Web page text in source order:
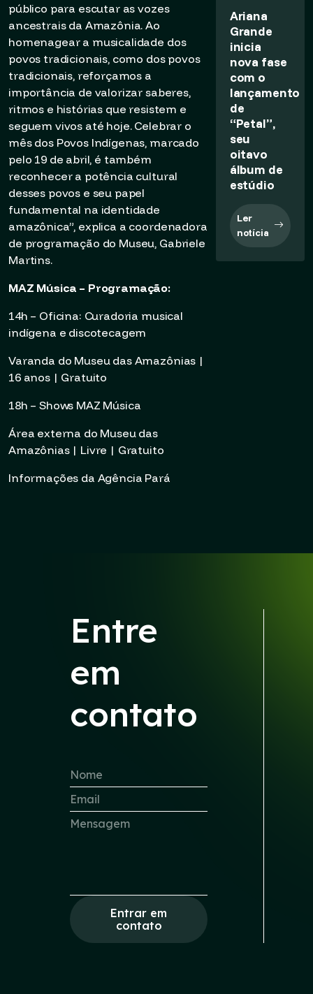
público para escutar as vozes
ancestrais da Amazônia. Ao
homenagear a musicalidade dos
povos tradicionais, como dos povos
tradicionais, reforçamos a
importância de valorizar saberes,
ritmos e histórias que resistem e
seguem vivos até hoje. Celebrar o
mês dos Povos Indígenas, marcado
pelo 19 de abril, é também
reconhecer a potência cultural
desses povos e seu papel
fundamental na identidade
amazônica”, explica a coordenadora
de programação do Museu, Gabriele
Martins.
MAZ Música – Programação:
14h – Oficina: Curadoria musical
indígena e discotecagem
Varanda do Museu das Amazônias |
16 anos | Gratuito
18h – Shows MAZ Música
Área externa do Museu das
Amazônias | Livre | Gratuito
Informações da Agência Pará
Ariana
Grande
inicia
nova fase
com o
lançamento
de
“Petal”,
seu
oitavo
álbum de
estúdio
Ler
notícia
Entre
em
contato
Entrar em
contato